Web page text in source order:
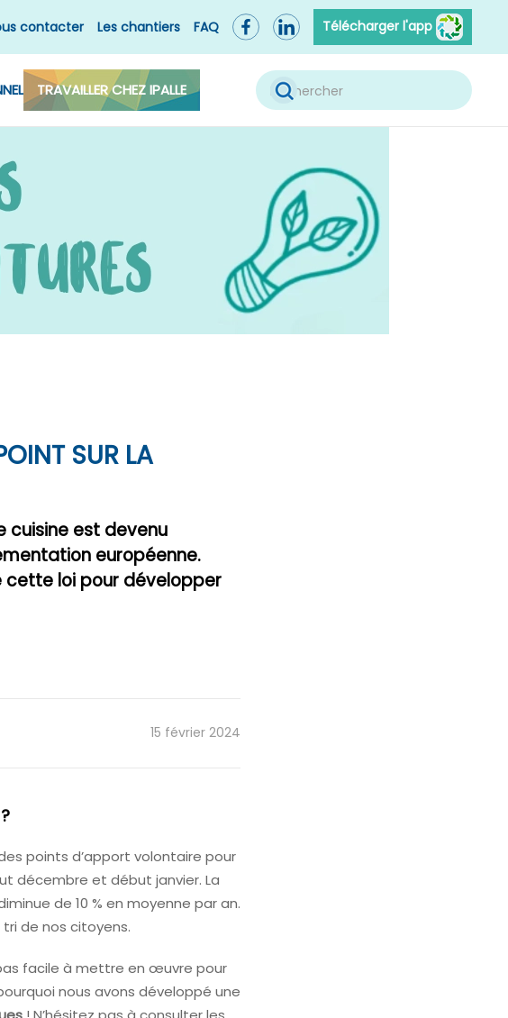
contacter Les chantiers FAQ Télécharger l'app
TRAVAILLER CHEZ IPALLE
SUR LA
cuisine est devenu
européenne.
cette loi pour développer
15 février 2024
points d’apport volontaire pour
décembre et début janvier. La
de 10 % en moyenne par an.
de nos citoyens.
facile à mettre en œuvre pour
nous avons développé une